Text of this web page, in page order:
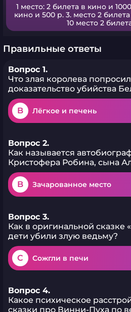
1 место: 2 билета в кино и
кино и 500 р. 3. место 2
10 место 2
Правильные ответы
Вопрос 1.
Что злая королева
доказательство убийства
B Лёгкое и печень
Вопрос 2.
Как называется
Кристофера Робина, сына
B Зачарованное место
Вопрос 3.
Как в оригинальной сказке
дети убили злую ведьму?
C Сожгли в печи
Вопрос 4.
Какое психическое
сказки про Винни-Пуха по